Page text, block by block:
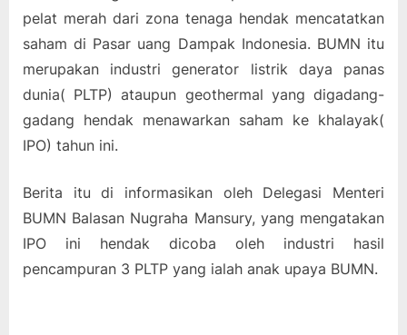
pelat merah dari zona tenaga hendak mencatatkan
saham di Pasar uang Dampak Indonesia. BUMN itu
merupakan industri generator listrik daya panas
dunia( PLTP) ataupun geothermal yang digadang-
gadang hendak menawarkan saham ke khalayak(
IPO) tahun ini.
Berita itu di informasikan oleh Delegasi Menteri
BUMN Balasan Nugraha Mansury, yang mengatakan
IPO ini hendak dicoba oleh industri hasil
pencampuran 3 PLTP yang ialah anak upaya BUMN.